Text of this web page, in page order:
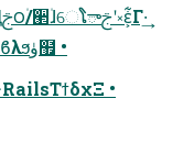
About Me • ࣮͸(?)෱Ԭग़਎ • ෱Ԭࢢ౦۠/੢۠ɺେໂాࢢʹ༝ԑ͕͋Γ·͢
•